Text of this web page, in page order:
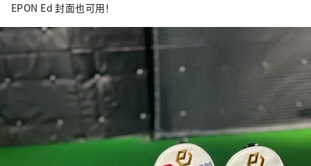
EPON Ed 封面也可用！